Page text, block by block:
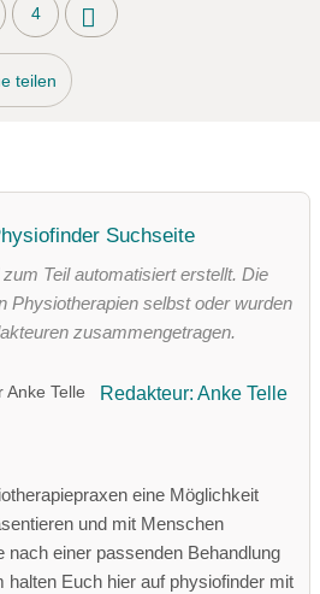
4
teilen
Suchseite
Teil automatisiert erstellt. Die
Physiotherapien selbst oder wurden
zusammengetragen.
Redakteur: Anke Telle
eine Möglichkeit
und mit Menschen
nach einer passenden Behandlung
halten Euch hier auf physiofinder mit